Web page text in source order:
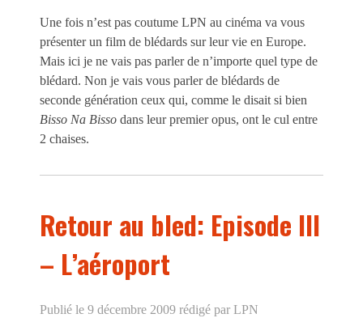
Une fois n’est pas coutume LPN au cinéma va vous
présenter un film de blédards sur leur vie en Europe.
Mais ici je ne vais pas parler de n’importe quel type de
blédard. Non je vais vous parler de blédards de
seconde génération ceux qui, comme le disait si bien
Bisso Na Bisso dans leur premier opus, ont le cul entre
2 chaises.
Retour au bled: Episode III
– L’aéroport
Publié le 9 décembre 2009 rédigé par LPN